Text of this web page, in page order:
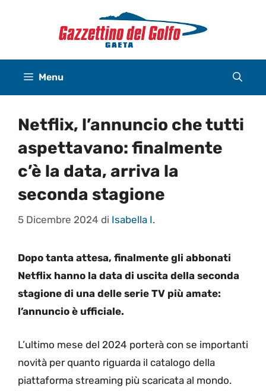
Menu
Netflix, l’annuncio che tutti
aspettavano: finalmente
c’è la data, arriva la
seconda stagione
5 Dicembre 2024 di Isabella I.
Dopo tanta attesa, finalmente gli abbonati
Netflix hanno la data di uscita della seconda
stagione di una delle serie TV più amate:
l’annuncio è ufficiale.
L’ultimo mese del 2024 porterà con se importanti
novità per quanto riguarda il catalogo della
piattaforma streaming più scaricata al mondo.